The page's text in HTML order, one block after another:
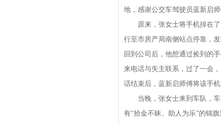
地，感谢公交车驾驶员蓝新启
原来，张女士将手机掉在了
行至市房产局南侧站点停靠，
回到公司后，他想通过捡到的
来电话与失主联系，过了一会
话结束后，蓝新启师傅将该手
当晚，张女士来到车队，车
有“拾金不昧、助人为乐”的锦